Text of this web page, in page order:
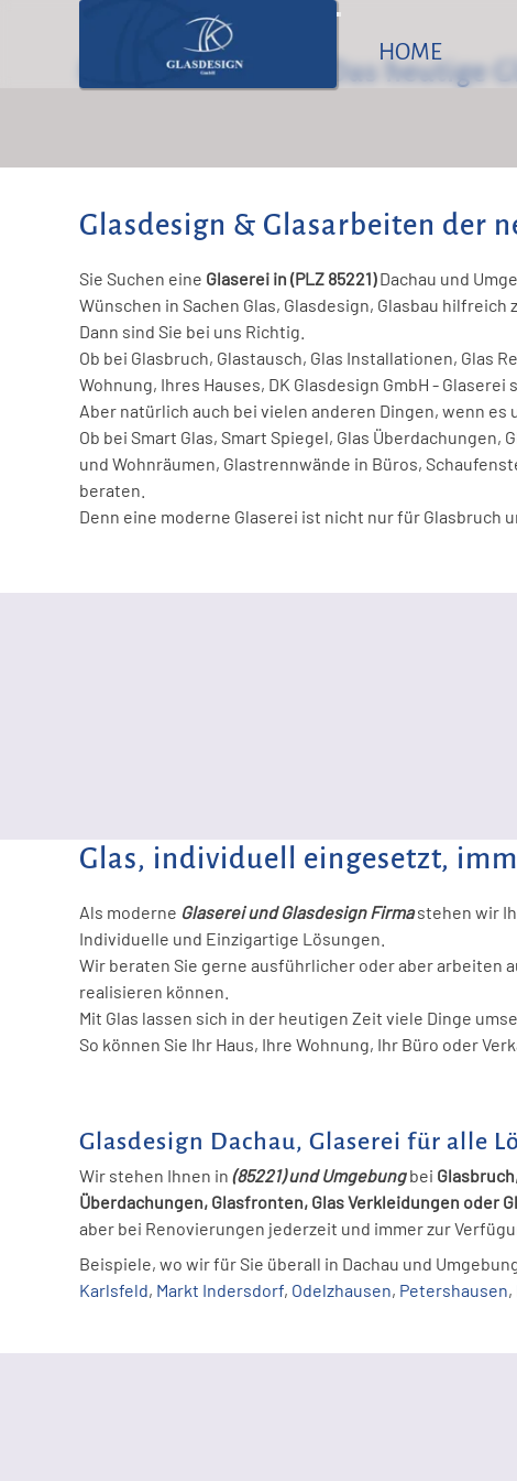
HOME
Karlsfeld / Dachau
Olching
Bockhorn
Modern - Effektiv: Das heutige
Glasdesign & Glasarbeiten der
Sie Suchen eine Glaserei in (PLZ 85221)Dachau und
Wünschen in Sachen Glas, Glasdesign, Glasbau hilfreich
Dann sind Sie bei uns Richtig.
Ob bei Glasbruch, Glastausch, Glas Installationen, Glas
Wohnung, Ihres Hauses, DK Glasdesign GmbH -
Aber natürlich auch bei vielen anderen Dingen, wenn es
Ob bei Smart Glas, Smart Spiegel, Glas
und Wohnräumen, Glastrennwände in Büros,
beraten.
Denn eine moderne Glaserei ist nicht nur für Glasbruch
Glas, individuell eingesetzt,
Als moderne Glaserei und Glasdesign Firmastehen wir
Individuelle und Einzigartige Lösungen.
Wir beraten Sie gerne ausführlicher oder aber arbeiten
realisieren können.
Mit Glas lassen sich in der heutigen Zeit viele Dinge
So können Sie Ihr Haus, Ihre Wohnung, Ihr Büro oder
Glasdesign Dachau, Glaserei für alle
Wir stehen Ihnen in (85221) und Umgebungbei
Überdachungen, Glasfronten, Glas Verkleidungen oder
aber bei Renovierungen jederzeit und immer zur
Beispiele, wo wir für Sie überall in Dachau und
Karlsfeld, Markt Indersdorf, Odelzhausen, Petershausen,